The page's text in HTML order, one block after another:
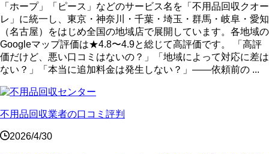
「ホープ」「ピース」などのサービス名を「不用品回収クオー
レ」に統一し、東京・神奈川・千葉・埼玉・群馬・岐阜・愛知
（名古屋）をはじめ全国の地域店で展開しています。各地域の
Googleマップ評価は★4.8〜4.9と総じて高評価です。 「高評
価だけど、悪い口コミはないの？」「地域によって対応に差は
ない？」「本当に追加料金は発生しない？」——依頼前の ...
不用品回収業者の口コミ評判
2026/4/30